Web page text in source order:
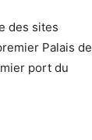
des sites
Palais de
port du